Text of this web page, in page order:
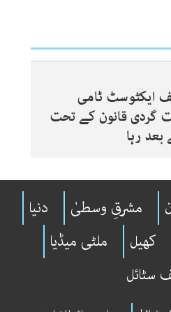
ایکٹوسٹ ٹامی
گردی قانون کے تحت
رہا
مشرقِ وسطیٰ
دنیا
کھیل
ملٹی میڈیا
سٹائل